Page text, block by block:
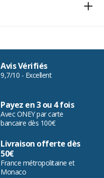
Avis Vérifiés
9,7/10 - Excellent
Payez en 3 ou 4 fois
Avec ONEY par carte
bancaire dès 100€
Livraison offerte dès
50€
France métropolitaine et
Monaco